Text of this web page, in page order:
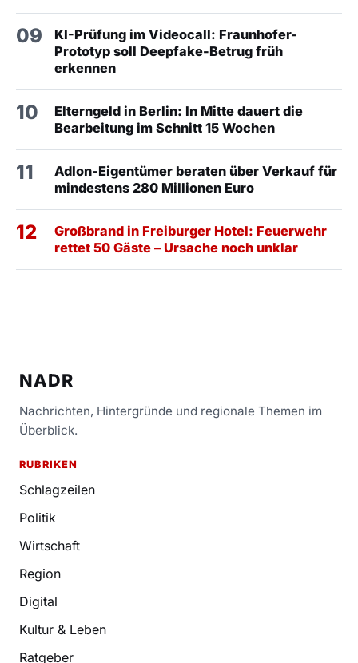
09
KI-Prüfung im Videocall: Fraunhofer-
Prototyp soll Deepfake-Betrug früh
erkennen
10
Elterngeld in Berlin: In Mitte dauert die
Bearbeitung im Schnitt 15 Wochen
11
Adlon-Eigentümer beraten über Verkauf für
mindestens 280 Millionen Euro
12
Großbrand in Freiburger Hotel: Feuerwehr
rettet 50 Gäste – Ursache noch unklar
NADR
Nachrichten, Hintergründe und regionale Themen im
Überblick.
RUBRIKEN
Schlagzeilen
Politik
Wirtschaft
Region
Digital
Kultur & Leben
Ratgeber